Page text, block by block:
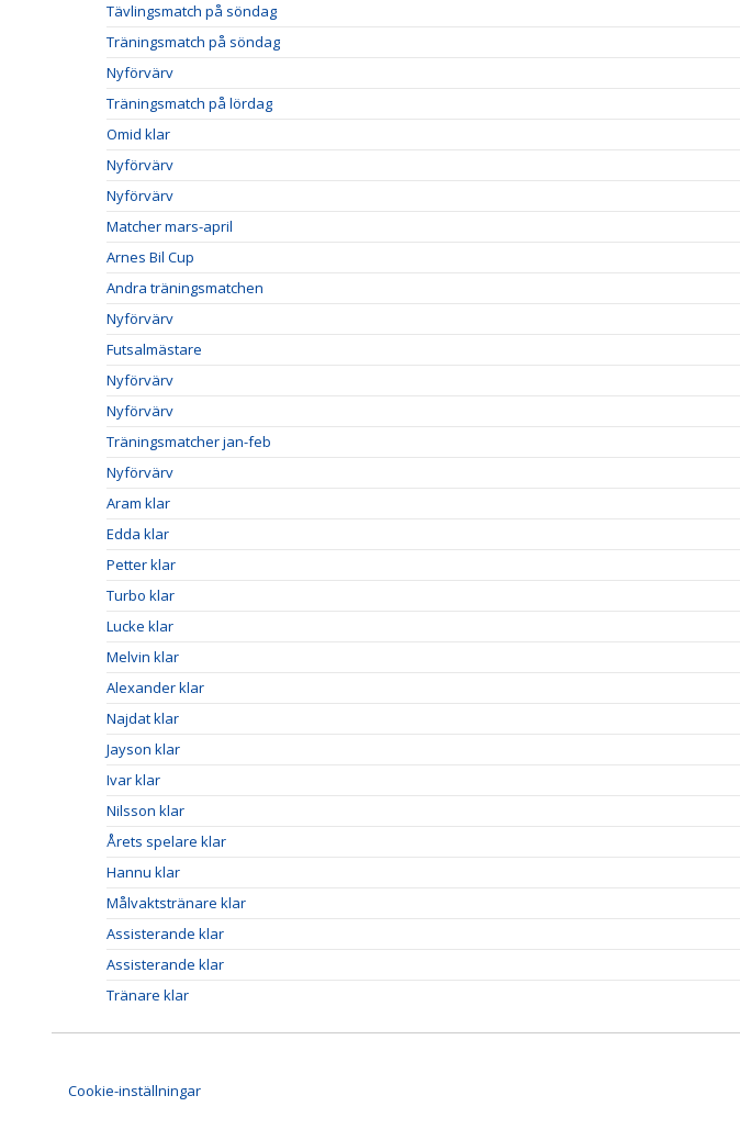
Tävlingsmatch på söndag
Träningsmatch på söndag
Nyförvärv
Träningsmatch på lördag
Omid klar
Nyförvärv
Nyförvärv
Matcher mars-april
Arnes Bil Cup
Andra träningsmatchen
Nyförvärv
Futsalmästare
Nyförvärv
Nyförvärv
Träningsmatcher jan-feb
Nyförvärv
Aram klar
Edda klar
Petter klar
Turbo klar
Lucke klar
Melvin klar
Alexander klar
Najdat klar
Jayson klar
Ivar klar
Nilsson klar
Årets spelare klar
Hannu klar
Målvaktstränare klar
Assisterande klar
Assisterande klar
Tränare klar
Cookie-inställningar